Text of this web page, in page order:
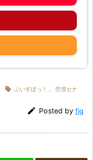
 ぶいすぽっ！ 空澄セナ
 Posted by fig